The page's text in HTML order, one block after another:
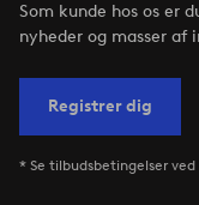
Som kunde hos os er
nyheder og masser af
Registrer dig
* Se tilbudsbetingelser